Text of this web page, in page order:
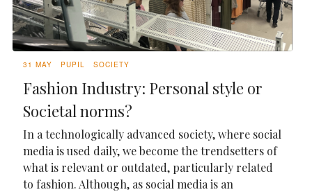
31 MAY PUPIL SOCIETY
Fashion Industry: Personal style or
Societal norms?
In a technologically advanced society, where social
media is used daily, we become the trendsetters of
what is relevant or outdated, particularly related
to fashion. Although, as social media is an